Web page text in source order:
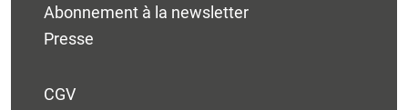
Abonnement à la newsletter
Presse
CGV